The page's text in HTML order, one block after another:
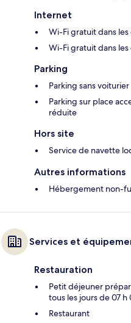
Internet
Wi-Fi gratuit dans
Wi-Fi gratuit dans
Parking
Parking sans
Parking sur place
réduite
Hors site
Service de navette
Autres informations
Hébergement non-
Services et
Restauration
Petit déjeuner
tous les jours de 07 h
Restaurant